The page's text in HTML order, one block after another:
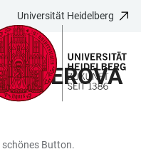
Universität Heidelberg
schönes Button.